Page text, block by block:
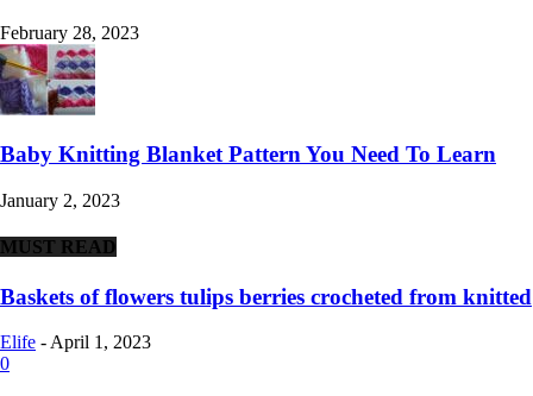
February 28, 2023
Baby Knitting Blanket Pattern You Need To Learn
January 2, 2023
MUST READ
Baskets of flowers tulips berries crocheted from knitted
Elife - April 1, 2023
0